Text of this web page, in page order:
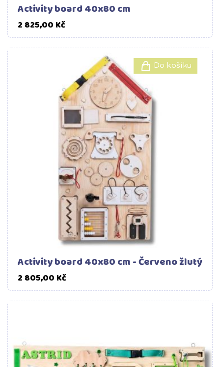
Activity board 40x80 cm
2 825,00 KčCena
Do košíku
Activity board 40x80 cm - Červeno žlutý
2 805,00 KčCena